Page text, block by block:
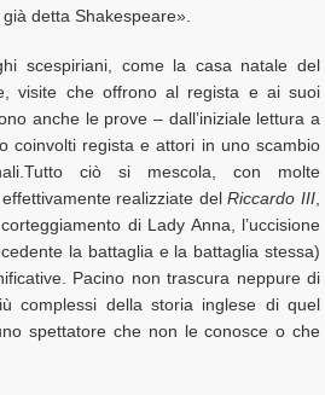
detta Shakespeare».
scespiriani, come la casa natale del
visite che offrono al regista e ai suoi
anche le prove – dall’iniziale lettura a
coinvolti regista e attori in uno scambio
ciò si mescola, con molte
realizziate delRiccardo III
di Lady Anna, l’uccisione
la battaglia e la battaglia stessa)
Pacino non trascura neppure di
complessi della storia inglese di quel
spettatore che non le conosce o che